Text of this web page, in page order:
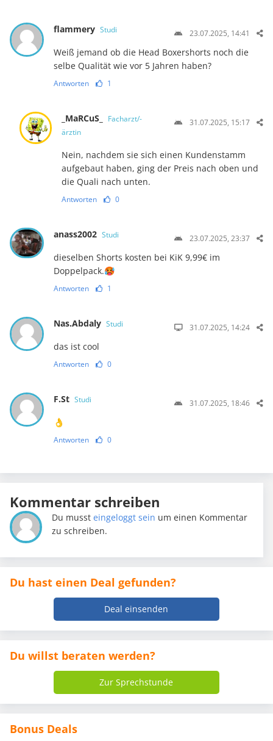
flammery Studi 23.07.2025, 14:41
Weiß jemand ob die Head Boxershorts noch die
selbe Qualität wie vor 5 Jahren haben?
Antworten 1
_MaRCuS_
Facharzt/-
ärztin
31.07.2025, 15:17
Nein, nachdem sie sich einen Kundenstamm
aufgebaut haben, ging der Preis nach oben und
die Quali nach unten.
Antworten 0
anass2002 Studi 23.07.2025, 23:37
dieselben Shorts kosten bei KiK 9,99€ im
Doppelpack.🥵
Antworten 1
Nas.Abdaly Studi 31.07.2025, 14:24
das ist cool
Antworten 0
F.St Studi 31.07.2025, 18:46
👌
Antworten 0
Kommentar schreiben
Du mussteingeloggt sein um einen Kommentar
zu schreiben.
Du hast einen Deal gefunden?
Deal einsenden
Du willst beraten werden?
Zur Sprechstunde
Bonus Deals